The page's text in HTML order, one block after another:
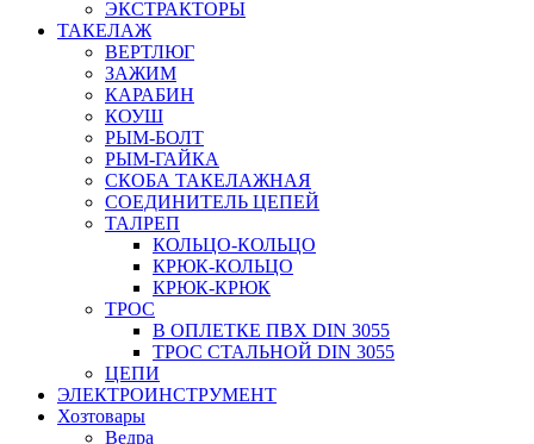
ЭКСТРАКТОРЫ
ТАКЕЛАЖ
ВЕРТЛЮГ
ЗАЖИМ
КАРАБИН
КОУШ
РЫМ-БОЛТ
РЫМ-ГАЙКА
СКОБА ТАКЕЛАЖНАЯ
СОЕДИНИТЕЛЬ ЦЕПЕЙ
ТАЛРЕП
КОЛЬЦО-КОЛЬЦО
КРЮК-КОЛЬЦО
КРЮК-КРЮК
ТРОС
В ОПЛЕТКЕ ПВХ DIN 3055
ТРОС СТАЛЬНОЙ DIN 3055
ЦЕПИ
ЭЛЕКТРОИНСТРУМЕНТ
Хозтовары
Ведра